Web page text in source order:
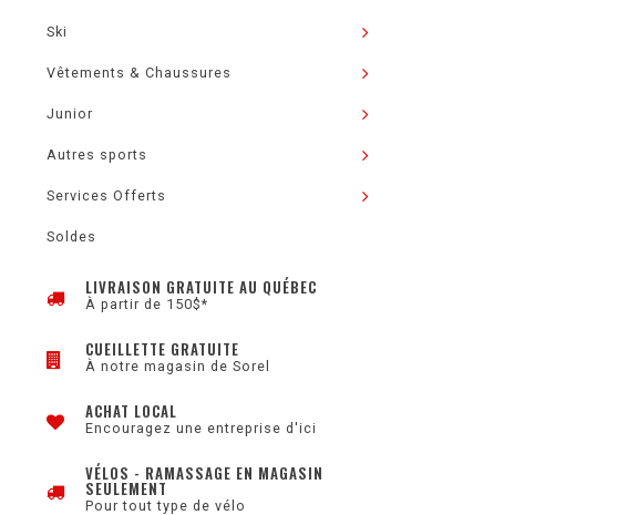
Ski
Vêtements & Chaussures
Junior
Autres sports
Services Offerts
Soldes
LIVRAISON GRATUITE AU QUÉBEC
À partir de 150$*
CUEILLETTE GRATUITE
À notre magasin de Sorel
ACHAT LOCAL
Encouragez une entreprise d'ici
VÉLOS - RAMASSAGE EN MAGASIN
SEULEMENT
Pour tout type de vélo